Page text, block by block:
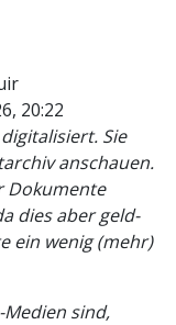
20:22
Sie
anschauen.
Dokumente
dies aber geld-
ein wenig (mehr)
Medien sind,